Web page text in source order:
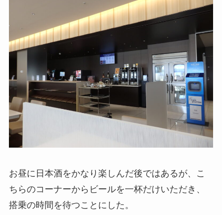
お昼に日本酒をかなり楽しんだ後ではあるが、こ
ちらのコーナーからビールを一杯だけいただき、
搭乗の時間を待つことにした。